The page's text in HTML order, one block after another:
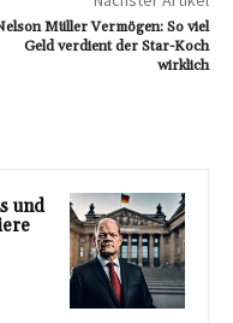
Müller Vermögen: So viel
Geld verdient der Star-Koch
wirklich
und